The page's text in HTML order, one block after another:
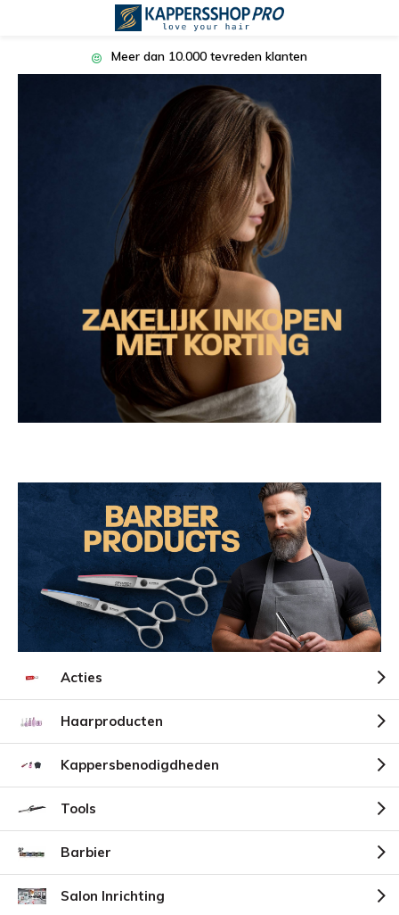
10.000 tevreden klanten
Acties
Haarproducten
Kappersbenodigdheden
Tools
Barbier
Salon Inrichting